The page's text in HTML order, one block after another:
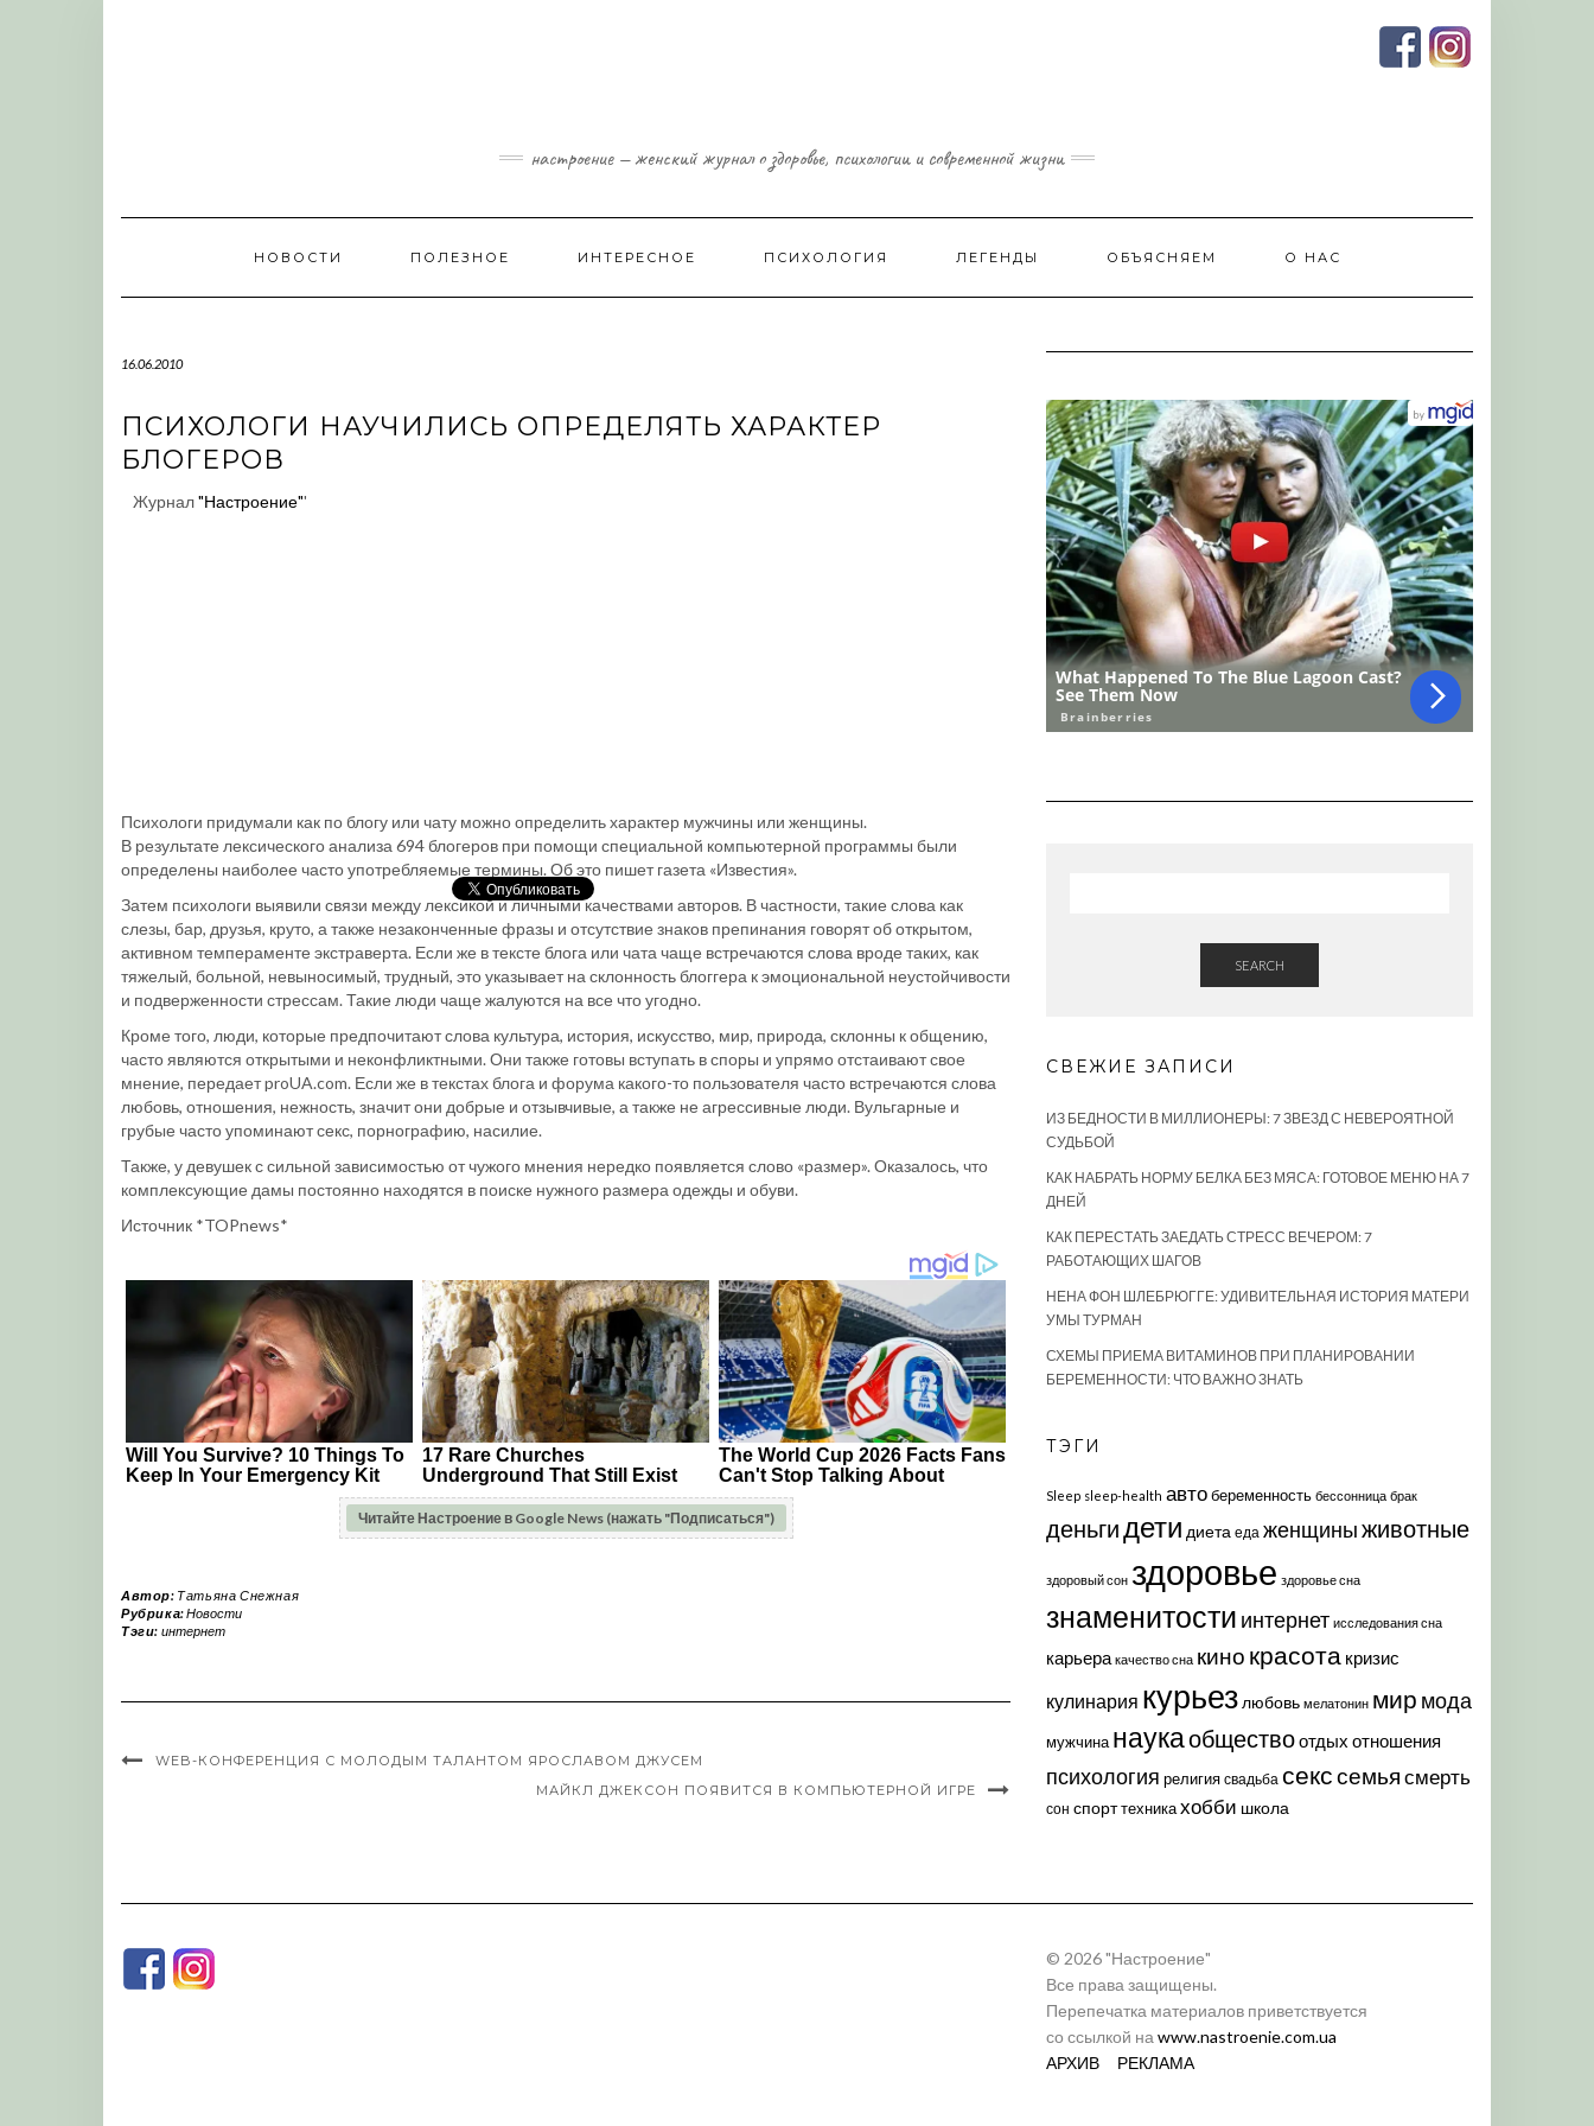
настроение — женский журнал о здоровье, психологии и современной жизни
НОВОСТИ ПОЛЕЗНОЕ ИНТЕРЕСНОЕ ПСИХОЛОГИЯ ЛЕГЕНДЫ ОБЪЯСНЯЕМ О НАС
16.06.2010
ПСИХОЛОГИ НАУЧИЛИСЬ ОПРЕДЕЛЯТЬ ХАРАКТЕР
БЛОГЕРОВ
Журнал"Настроение"'
Психологи придумали как по блогу или чату можно определить характер мужчины или женщины.
В результате лексического анализа 694 блогеров при помощи специальной компьютерной программы были
определены наиболее часто употребляемые термины. Об это пишет газета «Известия».
Затем психологи выявили связи между лексикой и личными качествами авторов. В частности, такие слова как
слезы, бар, друзья, круто, а также незаконченные фразы и отсутствие знаков препинания говорят об открытом,
активном темпераменте экстраверта. Если же в тексте блога или чата чаще встречаются слова вроде таких, как
тяжелый, больной, невыносимый, трудный, это указывает на склонность блоггера к эмоциональной неустойчивости
и подверженности стрессам. Такие люди чаще жалуются на все что угодно.
Кроме того, люди, которые предпочитают слова культура, история, искусство, мир, природа, склонны к общению,
часто являются открытыми и неконфликтными. Они также готовы вступать в споры и упрямо отстаивают свое
мнение, передает proUA.com. Если же в текстах блога и форума какого-то пользователя часто встречаются слова
любовь, отношения, нежность, значит они добрые и отзывчивые, а также не агрессивные люди. Вульгарные и
грубые часто упоминают секс, порнографию, насилие.
Также, у девушек с сильной зависимостью от чужого мнения нередко появляется слово «размер». Оказалось, что
комплексующие дамы постоянно находятся в поиске нужного размера одежды и обуви.
Источник *TOPnews*
Читайте Настроение в Google News (нажать "Подписаться")
Автор: Татьяна Снежная
Рубрика:Новости
Тэги: интернет
WEB-КОНФЕРЕНЦИЯ С МОЛОДЫМ ТАЛАНТОМ ЯРОСЛАВОМ ДЖУСЕМ
МАЙКЛ ДЖЕКСОН ПОЯВИТСЯ В КОМПЬЮТЕРНОЙ ИГРЕ
SEARCH
СВЕЖИЕ ЗАПИСИ
ИЗ БЕДНОСТИ В МИЛЛИОНЕРЫ: 7 ЗВЕЗД С НЕВЕРОЯТНОЙ
СУДЬБОЙ
КАК НАБРАТЬ НОРМУ БЕЛКА БЕЗ МЯСА: ГОТОВОЕ МЕНЮ НА 7
ДНЕЙ
КАК ПЕРЕСТАТЬ ЗАЕДАТЬ СТРЕСС ВЕЧЕРОМ: 7
РАБОТАЮЩИХ ШАГОВ
НЕНА ФОН ШЛЕБРЮГГЕ: УДИВИТЕЛЬНАЯ ИСТОРИЯ МАТЕРИ
УМЫ ТУРМАН
СХЕМЫ ПРИЕМА ВИТАМИНОВ ПРИ ПЛАНИРОВАНИИ
БЕРЕМЕННОСТИ: ЧТО ВАЖНО ЗНАТЬ
ТЭГИ
Sleep sleep-health автобеременность бессонница брак
деньгидети диета еда женщиныживотные
здоровый сон здоровье здоровье сна
знаменитости интернет исследования сна
карьера качество сна кино красота кризис
кулинария курьез любовь мелатонин мир мода
мужчина наукаобществоотдых отношения
психология религия свадьба секссемья смерть
сон спорттехникахобби школа
© 2026 "Настроение"
Все права защищены.
Перепечатка материалов приветствуется
со ссылкой на www.nastroenie.com.ua
АРХИВ
РЕКЛАМА